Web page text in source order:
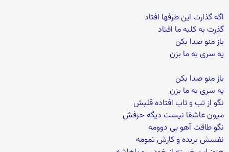
اگه گذارت این طرفها افتاد
گذرت به کلبه ما افتاد
باز منو صدا بکن
یه سری به ما بزن
باز منو صدا بکن
یه سری به ما بزن
نگو از تب و تاب افتاده قلبش
میون عاشقا نیست دیگه حرفش
نگو طاقت آهو بی دوومه
نفسش بریده و کارش تمومه